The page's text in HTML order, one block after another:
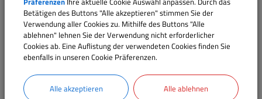
Ehename; Erklärung
Eheschließung; Anmeldung
Geburt im Ausland; Beantragung der
Nachbeurkundung im deutschen Geburtenregister
Geburt; Anzeige
Gemeinderatssitzung; Erstellung einer Niederschrift
Betätigen des Buttons "Alle akzeptieren" stimmen Sie der
Verwendung aller Cookies zu. Mithilfe des Buttons "Alle
ablehnen" lehnen Sie der Verwendung nicht erforderlicher
Cookies ab. Eine Auflistung der verwendeten Cookies finden Sie
ebenfalls in unseren Cookie Präferenzen.
Alle akzeptieren Alle ablehnen